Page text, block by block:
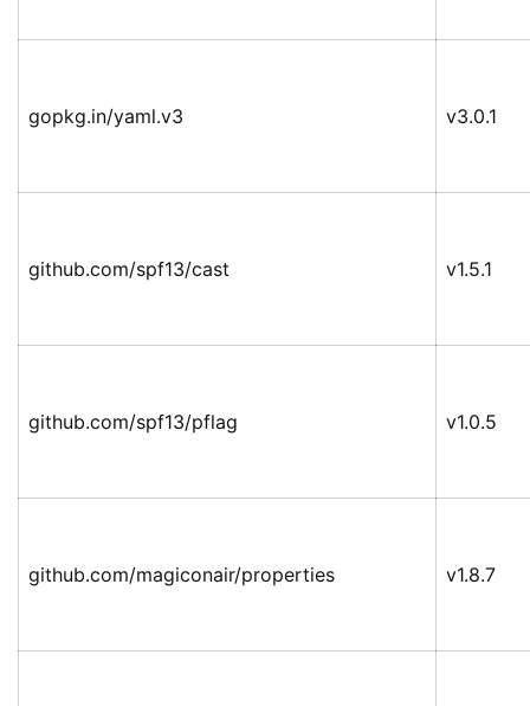
gopkg.in/yaml.v3 v3.0.1
github.com/spf13/cast v1.5.1
github.com/spf13/pflag v1.0.5
github.com/magiconair/properties v1.8.7